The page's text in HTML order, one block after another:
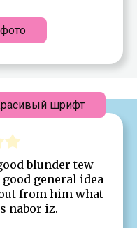
blunder tew
general idea
from him what
nabor iz.
шрифт